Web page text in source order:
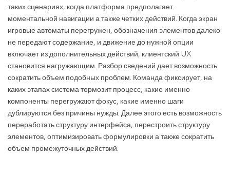
таких сценариях, когда платформа предполагает
моментальной навигации а также четких действий. Когда экран
игровые автоматы перегружен, обозначения элементов далеко
не передают содержание, и движение до нужной опции
включает из дополнительных действий, клиентский UX
становится нагружающим. Разбор сведений дает возможность
сократить объем подобных проблем. Команда фиксирует, на
каких этапах система тормозит процесс, какие именно
компоненты перегружают фокус, какие именно шаги
дублируются без причины нужды. Далее этого есть возможность
переработать структуру интерфейса, перестроить структуру
элементов, оптимизировать формулировки а также сократить
объем промежуточных действий.